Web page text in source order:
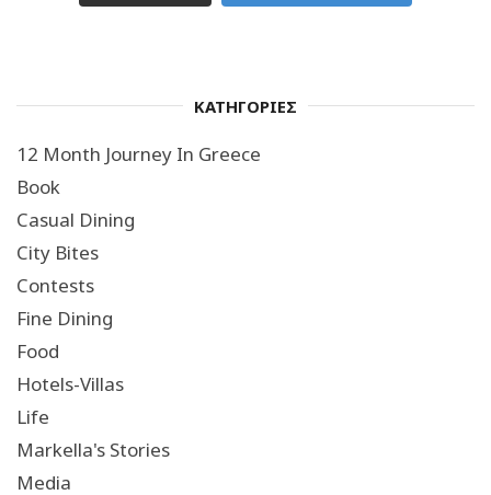
ΚΑΤΗΓΟΡΙΕΣ
12 Month Journey In Greece
Book
Casual Dining
City Bites
Contests
Fine Dining
Food
Hotels-Villas
Life
Markella's Stories
Media